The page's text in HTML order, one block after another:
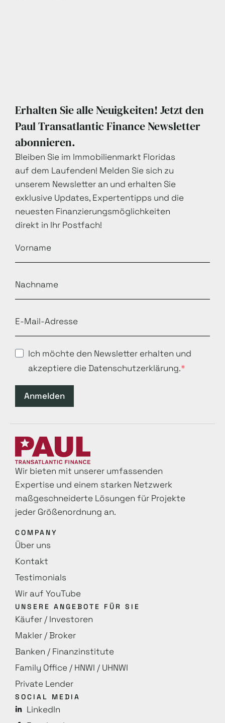
Erhalten Sie alle Neuigkeiten! Jetzt den
Paul Transatlantic Finance Newsletter
abonnieren.
Bleiben Sie im Immobilienmarkt Floridas
auf dem Laufenden! Melden Sie sich zu
unserem Newsletter an und erhalten Sie
exklusive Updates, Expertentipps und die
neuesten Finanzierungsmöglichkeiten
direkt in Ihr Postfach!
Ich möchte den Newsletter erhalten und
akzeptiere die Datenschutzerklärung.
Anmelden
Wir bieten mit unserer umfassenden
Expertise und einem starken Netzwerk
maß­geschneiderte Lösungen für Projekte
jeder Größenordnung an.
COMPANY
Über uns
Kontakt
Testimonials
Wir auf YouTube
UNSERE ANGEBOTE FÜR SIE
Käufer / Investoren
Makler / Broker
Banken / Finanzinstitute
Family Office / HNWI / UHNWI
Private Lender
SOCIAL MEDIA
LinkedIn